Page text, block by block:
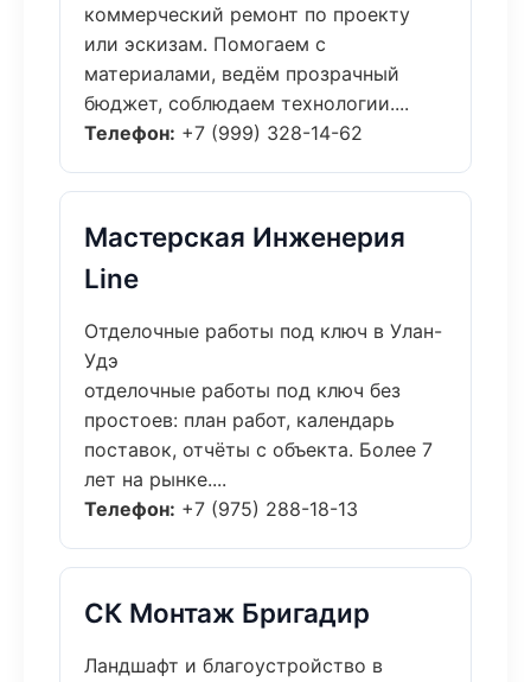
коммерческий ремонт по проекту
или эскизам. Помогаем с
материалами, ведём прозрачный
бюджет, соблюдаем технологии....
Телефон: +7 (999) 328-14-62
Мастерская Инженерия
Line
Отделочные работы под ключ в Улан-
Удэ
отделочные работы под ключ без
простоев: план работ, календарь
поставок, отчёты с объекта. Более 7
лет на рынке....
Телефон: +7 (975) 288-18-13
СК Монтаж Бригадир
Ландшафт и благоустройство в